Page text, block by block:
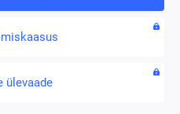
ülevaade